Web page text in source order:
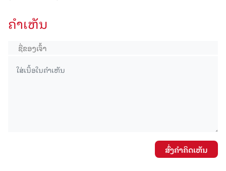
ຄໍາເຫັນ
ສົ່ງຄໍາຄິດເຫັນ